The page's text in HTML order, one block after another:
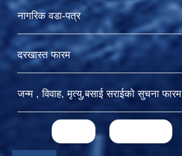
नागरिक वडा-पत्र
दरखास्त फारम
जन्म , विवाह, मृत्यु,बसाई सराईकाे सुचना फारम
Pages